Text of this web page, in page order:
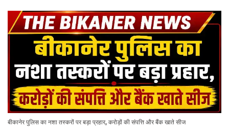
बीकानेर पुलिस का नशा तस्करों पर बड़ा प्रहार, करोड़ों की संपत्ति और बैंक खाते सीज